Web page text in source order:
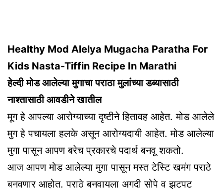
Healthy Mod Alelya Mugacha Paratha For
Kids Nasta-Tiffin Recipe In Marathi
हेल्दी मोड आलेल्या मुगाचा पराठा मुलांच्या डब्यासाठी
नाश्तासाठी आवडीने खातील
मूग हे आपल्या आरोग्याच्या दृष्टीने हितावह आहेत. मोड आलेले
मुग हे पचायला हलके असून आरोग्यदायी आहेत. मोड आलेल्या
मुगा पासून आपण बरेच प्रकारचे पदार्थ बनवू शकतो.
आज आपण मोड आलेल्या मुगा पासून मस्त टेस्टि खमंग पराठे
बनवणार आहोत. पराठे बनवायला अगदी सोपे व झटपट